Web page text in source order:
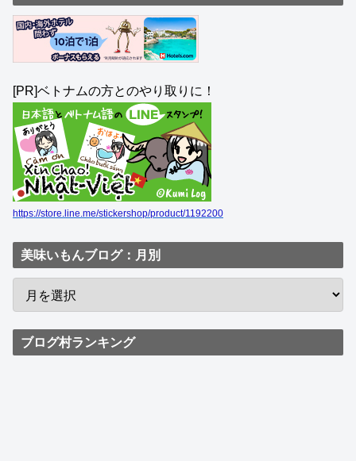
[PR]ベトナムの方とのやり取りに！
https://store.line.me/stickershop/product/1192200
美味いもんブログ：月別
ブログ村ランキング